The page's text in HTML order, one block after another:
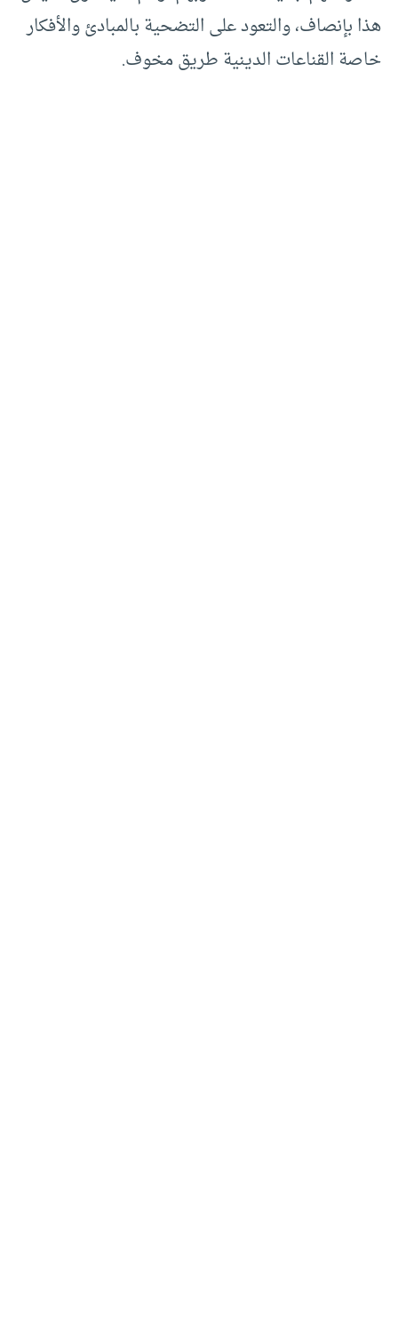
هذا بإنصاف، والتعود على التضحية بالمبادئ والأفكار
خاصة القناعات الدينية طريق مخوف.